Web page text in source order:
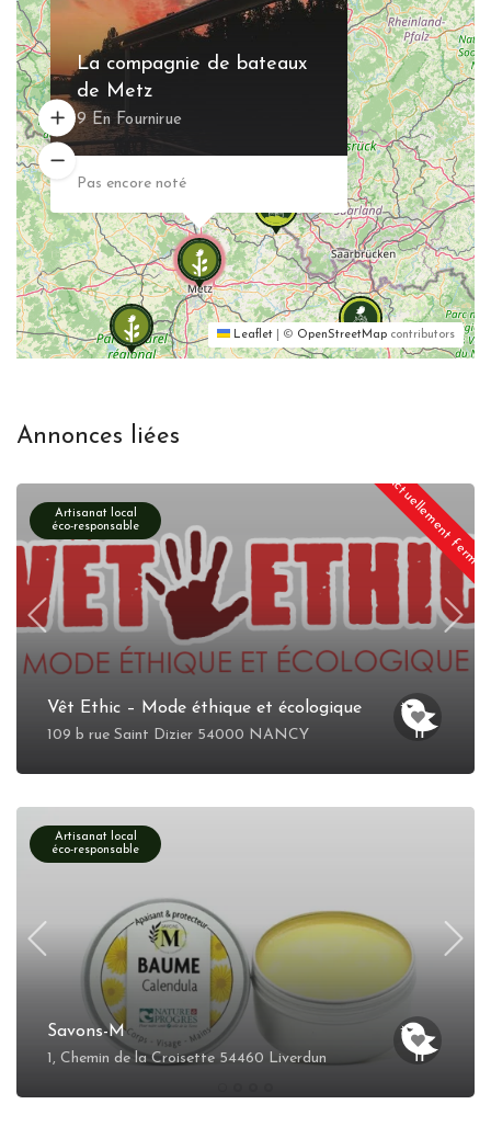
La compagnie de bateaux
de Metz
9 En Fournirue
Pas encore noté
Leaflet © OpenStreetMap contributors
Annonces liées
Actuellement fermé
Artisanat local
éco-responsable
Vêt Ethic – Mode éthique et écologique
109 b rue Saint Dizier 54000 NANCY
Artisanat local
éco-responsable
Savons-M
1, Chemin de la Croisette 54460 Liverdun